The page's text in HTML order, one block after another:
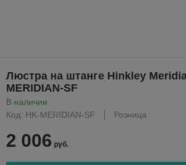
Люстра на штанге Hinkley
MERIDIAN-SF
В наличии
Код: HK-MERIDIAN-SF
Розница
2 006 руб.